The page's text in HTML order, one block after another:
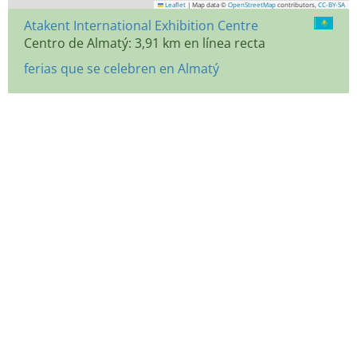
Leaflet | Map data © OpenStreetMap contributors, CC-BY-SA
Atakent International Exhibition Centre
Centro de Almatý: 3,91 km en línea recta
ferias que se celebren en Almatý